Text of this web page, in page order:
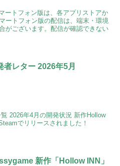
ートフォン版は、各アプリストアか
ートフォン版の配信は、端末・環境
がございます。配信が確認できない
者レター 2026年5月
2026年4月の開発状況 新作Hollow
でリリースされました！
新作「Hollow INN」